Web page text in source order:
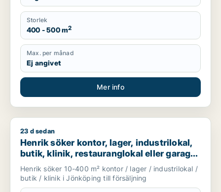
Storlek
400 - 500 m2
Max. per månad
Ej angivet
Mer info
Henrik söker kontor, lager, industrilokal, butik, klinik,
23 d sedan
Henrik söker kontor, lager, industrilokal,
butik, klinik, restauranglokal eller garage
till salu i Jönköping
Henrik söker 10-400 m² kontor / lager / industrilokal /
butik / klinik i Jönköping till försäljning